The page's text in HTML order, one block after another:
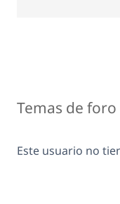
Temas de
Este usuario no